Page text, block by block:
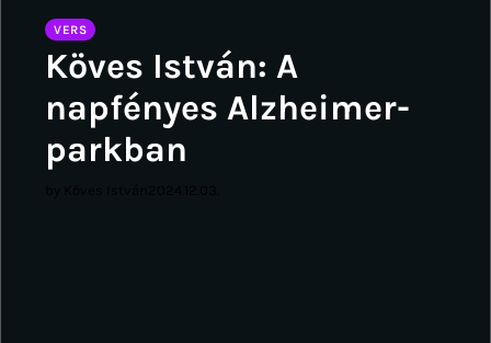
VERS
Köves István: A
napfényes Alzheimer-
parkban